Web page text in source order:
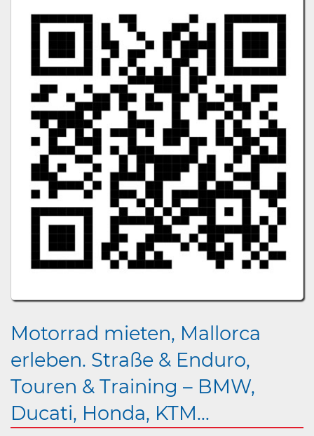
Motorrad mieten, Mallorca
erleben. Straße & Enduro,
Touren & Training – BMW,
Ducati, Honda, KTM...